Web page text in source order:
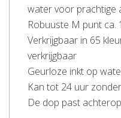
water voor prachtige
Robuuste M punt ca.
Verkrijgbaar in 65
verkrijgbaar
Geurloze inkt op
Kan tot 24 uur
De dop past